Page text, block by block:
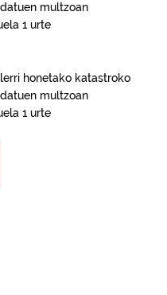
datuen multzoan
1 urte
honetako katastroko
datuen multzoan
1 urte